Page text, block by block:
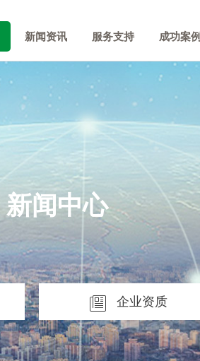
新闻资讯 服务支持 成功案例
新闻中心
企业资质